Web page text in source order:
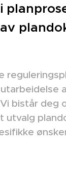
bistår deg
utvalg